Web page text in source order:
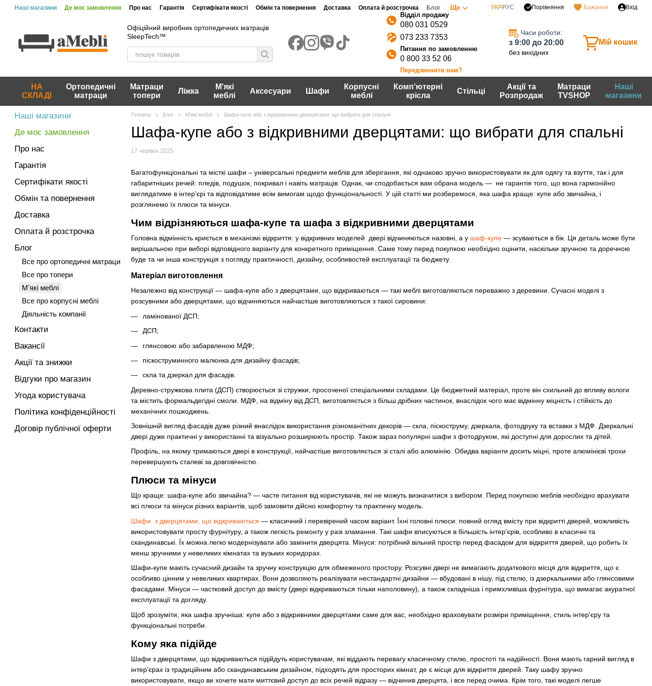
Перейти до основного контенту
Наші магазини Де моє замовлення Про нас Гарантія Сертифікати якості Обмін та повернення Доставка Оплата й розстрочка Блог Ще УКРРУС Порівняння Бажання Вхід
Офіційний виробник ортопедичних матраців
SleepTech™
080 031 0529
073 233 7353
0 800 33 52 06
Передзвонити вам?
Часи роботи:
з 9:00 до 20:00
без вихідних
Мій кошик
НА
СКЛАДІ
Ортопедичні
матраци
Матраци
топери
Ліжка
М'які
меблі
Аксесуари Шафи
Корпусні
меблі
Комп'ютерні
крісла
Стільці
Акції та
Розпродаж
Матраци
TVSHOP
Наші
магазини
Головна Блог М'які меблі Шафа-купе або з відкривними дверцятами: що вибрати для спальні
Шафа-купе або з відкривними дверцятами: що вибрати для спальні
17 червня 2025
Багатофункціональні та місткі шафи – універсальні предмети меблів для зберігання, які однаково зручно використовувати як для одягу та взуття, так і для
габаритніших речей: пледів, подушок, покривал і навіть матраців. Однак, чи сподобається вам обрана модель — не гарантія того, що вона гармонійно
виглядатиме в інтер'єрі та відповідатиме всім вимогам щодо функціональності. У цій статті ми розберемося, яка шафа краще: купе або звичайна, і
розглянемо їх плюси та мінуси.
Чим відрізняються шафа-купе та шафа з відкривними дверцятами
Головна відмінність криється в механізмі відкриття: у відкривних моделей двері відчиняються назовні, а у шаф-купе — зсуваються в бік. Ця деталь може бути
вирішальною при виборі відповідного варіанту для конкретного приміщення. Саме тому перед покупкою необхідно оцінити, наскільки зручною та доречною
буде та чи інша конструкція з погляду практичності, дизайну, особливостей експлуатації та бюджету.
Матеріал виготовлення
Незалежно від конструкції — шафа-купе або з дверцятами, що відкриваються — такі меблі виготовляються переважно з деревини. Сучасні моделі з
розсувними або дверцятами, що відчиняються найчастіше виготовляються з такої сировини:
ламінованої ДСП;
ДСП;
глянсовою або забарвленою МДФ;
піскоструминного малюнка для дизайну фасадів;
скла та дзеркал для фасадів.
Деревно-стружкова плита (ДСП) створюється зі стружки, просоченої спеціальними складами. Це бюджетний матеріал, проте він схильний до впливу вологи
та містить формальдегідні смоли. МДФ, на відміну від ДСП, виготовляється з більш дрібних частинок, внаслідок чого має відмінну міцність і стійкість до
механічних пошкоджень.
Зовнішній вигляд фасадів дуже різний внаслідок використання різноманітних декорів — скла, піскоструму, дзеркала, фотодруку та вставки з МДФ. Дзеркальні
двері дуже практичні у використанні та візуально розширюють простір. Також зараз популярні шафи з фотодруком, які доступні для дорослих та дітей.
Профіль, на якому тримаються двері в конструкції, найчастіше виготовляється зі сталі або алюмінію. Обидва варіанти досить міцні, проте алюмінієві трохи
перевершують сталеві за довговічністю.
Плюси та мінуси
Що краще: шафа-купе або звичайна? — часте питання від користувачів, які не можуть визначитися з вибором. Перед покупкою меблів необхідно врахувати
всі плюси та мінуси різних варіантів, щоб замовити дійсно комфортну та практичну модель.
Шафи з дверцятами, що відкриваються — класичний і перевірений часом варіант. Їхні головні плюси: повний огляд вмісту при відкритті дверей, можливість
використовувати просту фурнітуру, а також легкість ремонту у разі зламання. Такі шафи вписуються в більшість інтер'єрів, особливо в класичні та
скандинавські. Їх можна легко модернізувати або замінити дверцята. Мінуси: потрібний вільний простір перед фасадом для відкриття дверей, що робить їх
менш зручними у невеликих кімнатах та вузьких коридорах.
Шафи-купе мають сучасний дизайн та зручну конструкцію для обмеженого простору. Розсувні двері не вимагають додаткового місця для відкриття, що є
особливо цінним у невеликих квартирах. Вони дозволяють реалізувати нестандартні дизайни — вбудовані в нішу, під стелю, із дзеркальними або глянсовими
фасадами. Мінуси — частковий доступ до вмісту (двері відкриваються тільки наполовину), а також складніша і примхливіша фурнітура, що вимагає акуратної
експлуатації та догляду.
Щоб зрозуміти, яка шафа зручніша: купе або з відкривними дверцятами саме для вас, необхідно враховувати розміри приміщення, стиль інтер'єру та
функціональні потреби.
Кому яка підійде
Шафи з дверцятами, що відкриваються підійдуть користувачам, які віддають перевагу класичному стилю, простоті та надійності. Вони мають гарний вигляд в
інтер'єрах із традиційним або скандинавським дизайном, підходять для просторих кімнат, де є місце для відкриття дверей. Таку шафу зручно
використовувати, якщо ви хочете мати миттєвий доступ до всіх речей відразу — відчинив дверцята, і все перед очима. Крім того, такі моделі легше
Наші магазини
Де моє замовлення
Про нас
Гарантія
Сертифікати якості
Обмін та повернення
Доставка
Оплата й розстрочка
Блог
Все про ортопедичні матраци
Все про топери
М'які меблі
Все про корпусні меблі
Діяльність компанії
Контакти
Вакансії
Акції та знижки
Відгуки про магазин
Угода користувача
Політика конфіденційності
Договір публічної оферти